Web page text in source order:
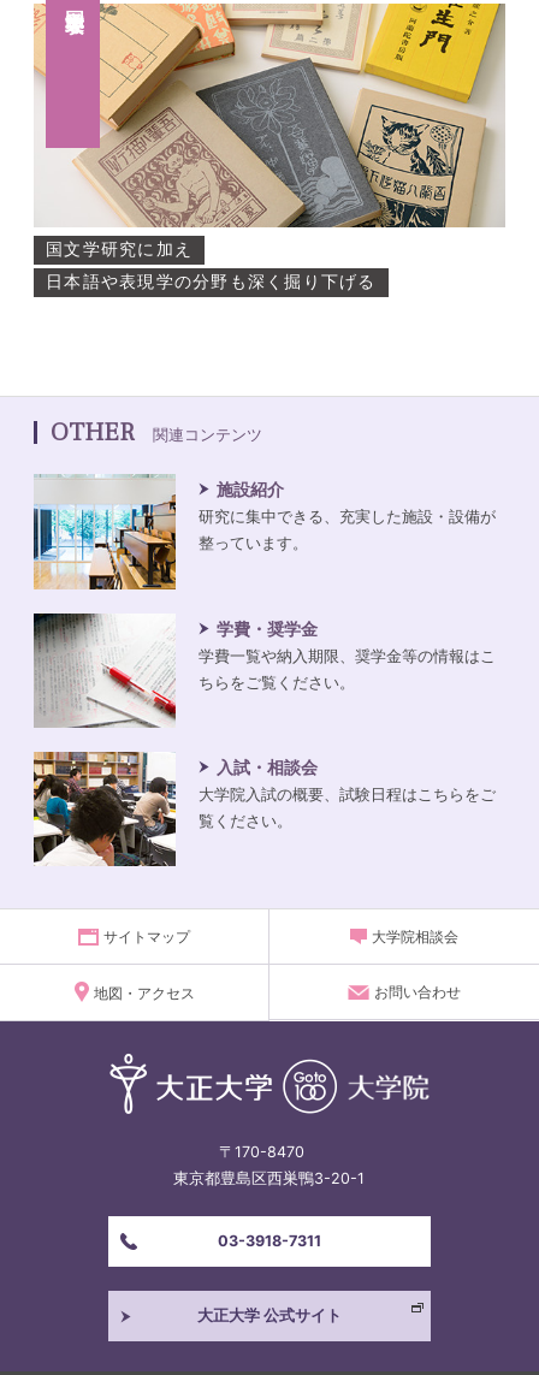
国文学研究に加え
日本語や表現学の分野も深く掘り下げる
OTHER 関連コンテンツ
施設紹介
研究に集中できる、充実した施設・設備が
整っています。
学費・奨学金
学費一覧や納入期限、奨学金等の情報はこ
ちらをご覧ください。
入試・相談会
大学院入試の概要、試験日程はこちらをご
覧ください。
サイトマップ 大学院相談会
地図・アクセス お問い合わせ
〒170-8470
東京都豊島区西巣鴨3-20-1
03-3918-7311
大正大学 公式サイト